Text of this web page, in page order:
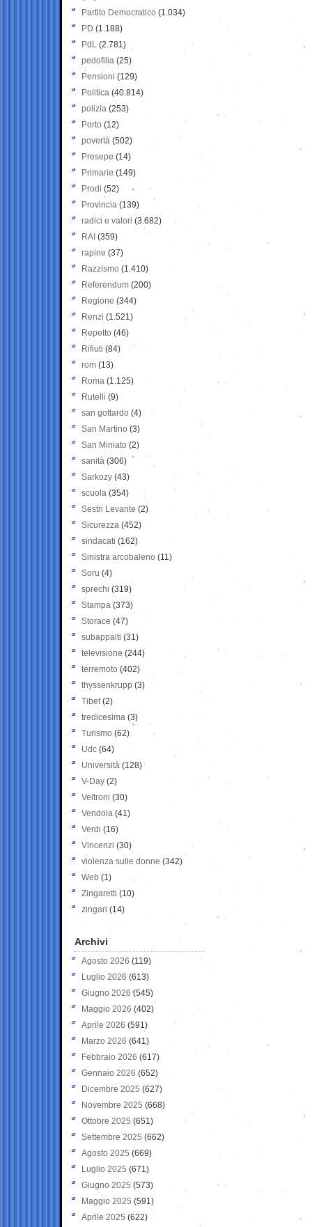
Partito Democratico (1.034)
PD (1.188)
PdL (2.781)
pedofilia (25)
Pensioni (129)
Politica (40.814)
polizia (253)
Porto (12)
povertà (502)
Presepe (14)
Primarie (149)
Prodi (52)
Provincia (139)
radici e valori (3.682)
RAI (359)
rapine (37)
Razzismo (1.410)
Referendum (200)
Regione (344)
Renzi (1.521)
Repetto (46)
Rifiuti (84)
rom (13)
Roma (1.125)
Rutelli (9)
san gottardo (4)
San Martino (3)
San Miniato (2)
sanità (306)
Sarkozy (43)
scuola (354)
Sestri Levante (2)
Sicurezza (452)
sindacati (162)
Sinistra arcobaleno (11)
Soru (4)
sprechi (319)
Stampa (373)
Storace (47)
subappalti (31)
televisione(244)
terremoto (402)
thyssenkrupp (3)
Tibet(2)
tredicesima (3)
Turismo (62)
Udc (64)
Università (128)
V-Day (2)
Veltroni (30)
Vendola (41)
Verdi (16)
Vincenzi (30)
violenza sulle donne (342)
Web (1)
Zingaretti (10)
zingari (14)
Archivi
Agosto 2026 (119)
Luglio 2026 (613)
Giugno 2026 (545)
Maggio 2026 (402)
Aprile 2026 (591)
Marzo 2026 (641)
Febbraio 2026 (617)
Gennaio 2026 (652)
Dicembre 2025 (627)
Novembre 2025 (668)
Ottobre 2025 (651)
Settembre 2025 (662)
Agosto 2025 (669)
Luglio 2025 (671)
Giugno 2025 (573)
Maggio 2025 (591)
Aprile 2025 (622)